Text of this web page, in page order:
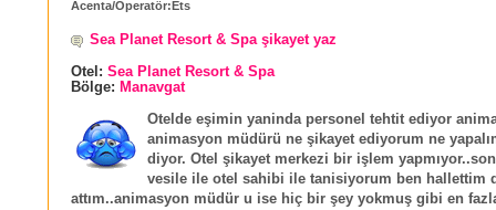
Acenta/Operatör:Ets
Sea Planet Resort & Spa şikayet yaz
Otel: Sea Planet Resort & Spa
Bölge: Manavgat
Otelde eşimin yaninda personel tehtit ediyor
animasyon müdürü ne şikayet ediyorum ne
diyor. Otel şikayet merkezi bir işlem
vesile ile otel sahibi ile tanisiyorum ben hallettim
attım..animasyon müdür u ise hiç bir şey yokmuş gibi en